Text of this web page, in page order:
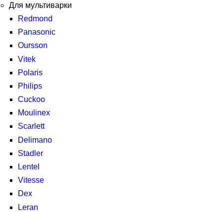
Для мультиварки
Redmond
Panasonic
Oursson
Vitek
Polaris
Philips
Cuckoo
Moulinex
Scarlett
Delimano
Stadler
Lentel
Vitesse
Dex
Leran